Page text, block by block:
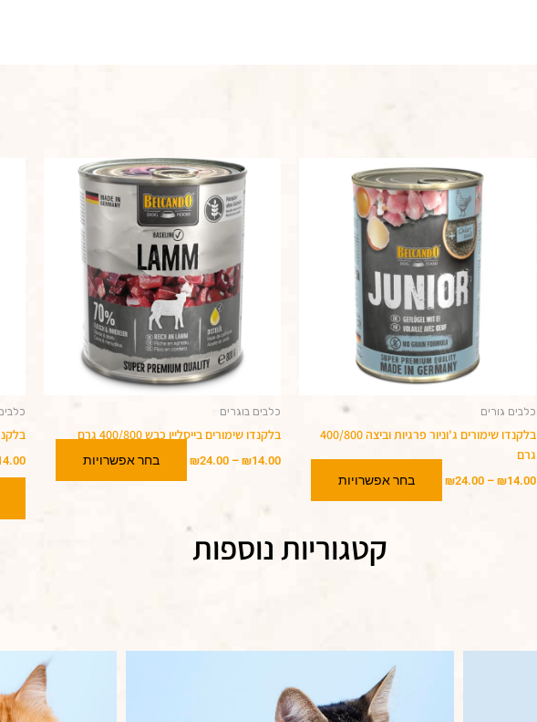
כלבים גורים
בלקנדו שימורים ג'וניור פרגיות וביצה 400/800
גרם
₪14.00
–
₪24.00
טווח
מחירים:
עד
בחר אפשרויות
כלבים בוגרים
בלקנדו שימורים בייסליין כבש 400/800 גרם
₪14.00
–
₪24.00
טווח
מחירים:
עד
בחר אפשרויות
מחיר
קטגוריות נוספות